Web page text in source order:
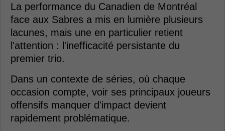
La performance du Canadien de Montréal
face aux Sabres a mis en lumière plusieurs
lacunes, mais une en particulier retient
l'attention : l'inefficacité persistante du
premier trio.
Dans un contexte de séries, où chaque
occasion compte, voir ses principaux joueurs
offensifs manquer d'impact devient
rapidement problématique.